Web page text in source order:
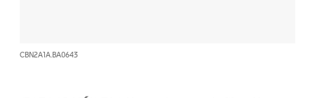
CBN2A1A.BA0643